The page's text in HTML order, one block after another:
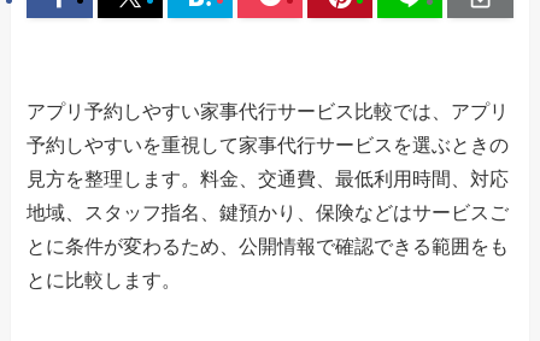
アプリ予約しやすい家事代行サービス比較では、アプリ
予約しやすいを重視して家事代行サービスを選ぶときの
見方を整理します。料金、交通費、最低利用時間、対応
地域、スタッフ指名、鍵預かり、保険などはサービスご
とに条件が変わるため、公開情報で確認できる範囲をも
とに比較します。